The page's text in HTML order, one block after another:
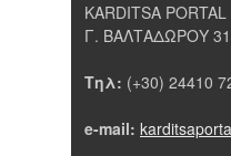
KARDITSA
Γ. ΒΑΛΤΑΔΩΡΟΥ
Τηλ: (+30) 24410
e-mail: